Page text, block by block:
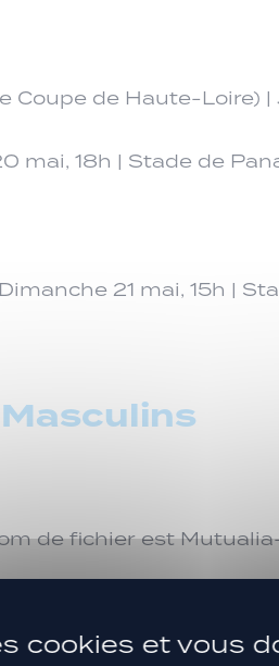
Coupe de Haute-Loire)
mai, 18h | Stade de
21 mai, 15h |
20 mai, 17h |
cookies et vous